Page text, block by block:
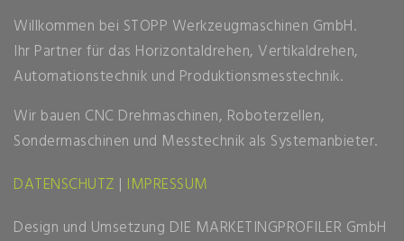
Willkommen bei STOPP Werkzeugmaschinen GmbH.
Ihr Partner für das Horizontaldrehen, Vertikaldrehen,
Automationstechnik und Produktionsmesstechnik.
Wir bauen CNC Drehmaschinen, Roboterzellen,
Sondermaschinen und Messtechnik als Systemanbieter.
DATENSCHUTZ | IMPRESSUM
Design und Umsetzung DIE MARKETINGPROFILER GmbH